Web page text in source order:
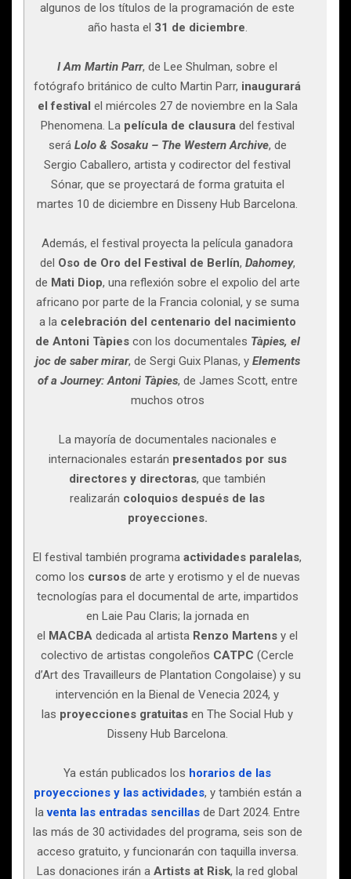
algunos de los títulos de la programación de este
año hasta el 31 de diciembre.
I Am Martin Parr, de Lee Shulman, sobre el
fotógrafo británico de culto Martin Parr, inaugurará
el festival el miércoles 27 de noviembre en la Sala
Phenomena. La película de clausuradel festival
será Lolo & Sosaku – The Western Archive, de
Sergio Caballero, artista y codirector del festival
Sónar, que se proyectará de forma gratuita el
martes 10 de diciembre en Disseny Hub Barcelona.
Además, el festival proyecta la película ganadora
del Oso de Oro del Festival de Berlín, Dahomey,
de Mati Diop, una reflexión sobre el expolio del arte
africano por parte de la Francia colonial, y se suma
a la celebración del centenario del nacimiento
de Antoni Tàpiescon los documentales Tàpies, el
joc de saber mirar, de Sergi Guix Planas, y Elements
of a Journey: Antoni Tàpies, de James Scott, entre
muchos otros
La mayoría de documentales nacionales e
internacionales estarán presentados por sus
directores y directoras, que también
realizarán coloquios después de las
proyecciones.
El festival también programa actividades paralelas,
como los cursosde arte y erotismo y el de nuevas
tecnologías para el documental de arte, impartidos
en Laie Pau Claris; la jornada en
el MACBA dedicada al artista Renzo Martens y el
colectivo de artistas congoleños CATPC (Cercle
d’Art des Travailleurs de Plantation Congolaise) y su
intervención en la Bienal de Venecia 2024, y
las proyecciones gratuitas en The Social Hub y
Disseny Hub Barcelona.
Ya están publicados los horarios de las
proyecciones y las actividades, y también están a
laventa las entradas sencillasde Dart 2024. Entre
las más de 30 actividades del programa, seis son de
acceso gratuito, y funcionarán con taquilla inversa.
Las donaciones irán a Artists at Risk, la red global